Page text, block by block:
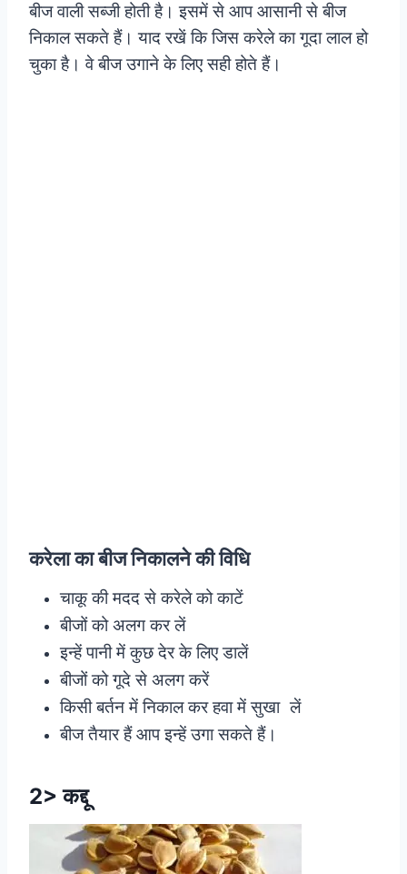
बीज वाली सब्जी होती है। इसमें से आप आसानी से बीज
निकाल सकते हैं। याद रखें कि जिस करेले का गूदा लाल हो
चुका है। वे बीज उगाने के लिए सही होते हैं।
करेला का बीज निकालने की विधि
चाकू की मदद से करेले को काटें
बीजों को अलग कर लें
इन्हें पानी में कुछ देर के लिए डालें
बीजों को गूदे से अलग करें
किसी बर्तन में निकाल कर हवा में सुखा लें
बीज तैयार हैं आप इन्हें उगा सकते हैं।
2> कद्दू